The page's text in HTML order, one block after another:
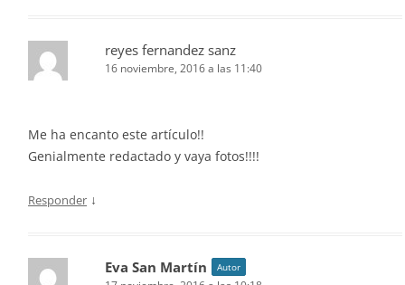
reyes fernandez sanz
16 noviembre, 2016 a las 11:40
Me ha encanto este artículo!!
Genialmente redactado y vaya fotos!!!!
Responder ↓
Eva San Martín Autor